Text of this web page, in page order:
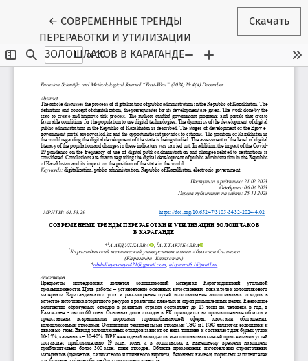
← Вернуться к Подробностям о статье
СОВРЕМЕННЫЕ ТРЕНДЫ
ПЕРЕРАБОТКИ И УТИЛИЗАЦИИ
ЗОЛОШЛАКОВ В КАРАГАНДЕ
Скачать